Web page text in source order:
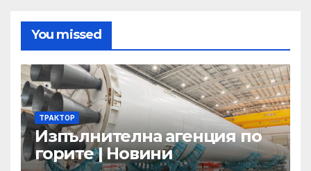
You missed
ТРАКТОР
Изпълнителна агенция по
горите | Новини